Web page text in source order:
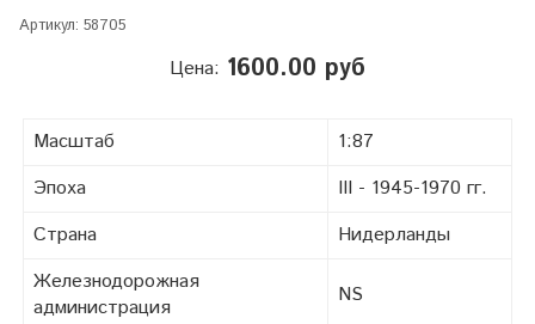
Артикул: 58705
Цена: 1600.00 руб
Масштаб
1:87
Эпоха
III - 1945-1970 гг.
Страна
Нидерланды
Железнодорожная
администрация
NS